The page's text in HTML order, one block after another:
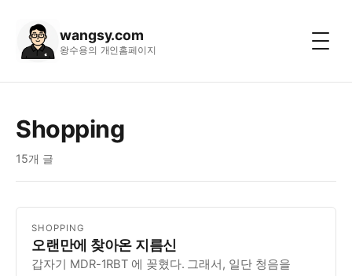
wangsy.com
왕수용의 개인홈페이지
Shopping
15개 글
SHOPPING
오랜만에 찾아온 지름신
갑자기 MDR-1RBT 에 꽂혔다. 그래서, 일단 청음을